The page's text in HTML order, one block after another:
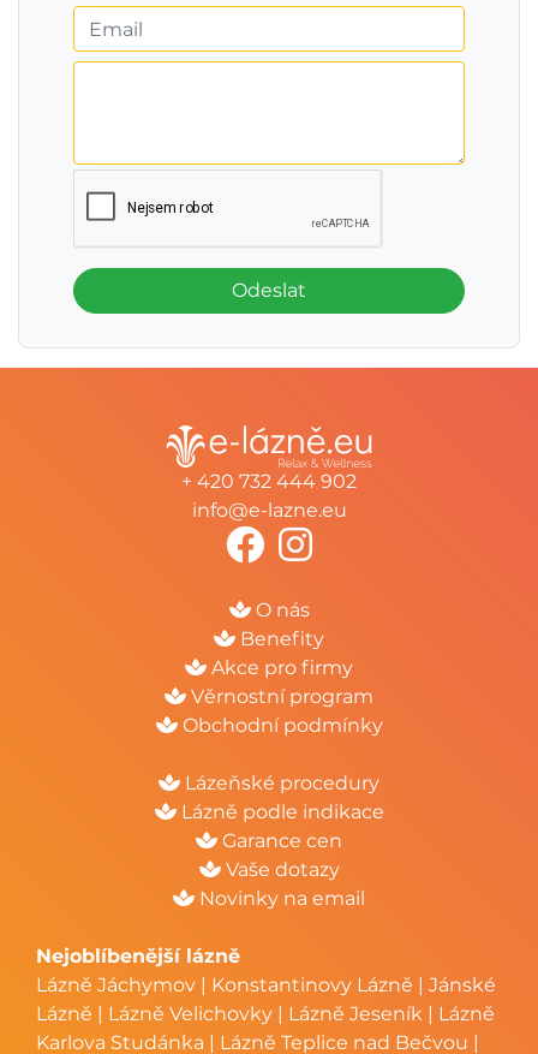
Odeslat
+ 420 732 444 902
info@e-lazne.eu
O nás
Benefity
Akce pro firmy
Věrnostní program
Obchodní podmínky
Lázeňské procedury
Lázně podle indikace
Garance cen
Vaše dotazy
Novinky na email
Nejoblíbenější lázně
Lázně Jáchymov
Konstantinovy Lázně
Jánské
Lázně | Lázně Velichovky Lázně Jeseník
Lázně
Karlova Studánka
Lázně Teplice nad Bečvou